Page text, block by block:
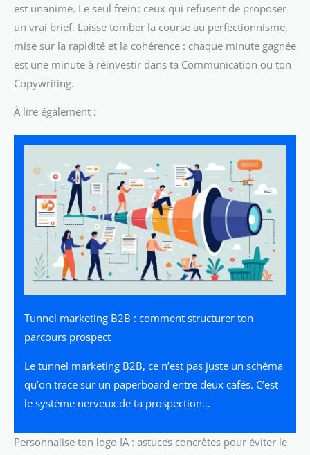
est unanime. Le seul frein : ceux qui refusent de proposer
un vrai brief. Laisse tomber la course au perfectionnisme,
mise sur la rapidité et la cohérence : chaque minute gagnée
est une minute à réinvestir dans ta Communication ou ton
Copywriting.
À lire également :
Tunnel marketing B2B : comment structurer ton
parcours prospect
Le tunnel marketing B2B, ce n’est pas juste un schéma
qu’on trace sur un paperboard entre deux cafés. C’est
le système nerveux de ta prospection…
Personnalise ton logo IA : astuces concrètes pour éviter le